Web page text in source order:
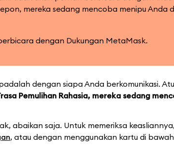
mereka sedang mencoba menipu Anda
dengan Dukungan MetaMask.
dengan siapa Anda berkomunikasi.
Pemulihan Rahasia, mereka sedang
abaikan saja. Untuk memeriksa
, atau dengan menggunakan kartu di